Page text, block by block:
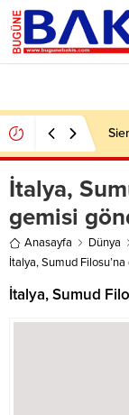
İtalya,
gemisi
Anasayfa
Dünya
İtalya, Sumud
İtalya, Sumud